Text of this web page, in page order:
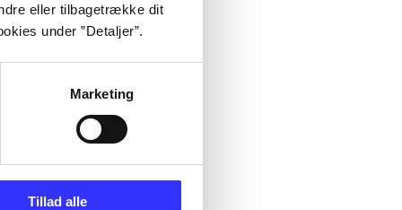
eller tilbagetrække dit
under ”Detaljer”.
Marketing
Tillad alle